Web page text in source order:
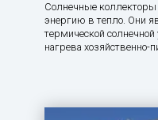
Солнечные
энергию в тепло. Они
термической
нагрева хозяйственно-